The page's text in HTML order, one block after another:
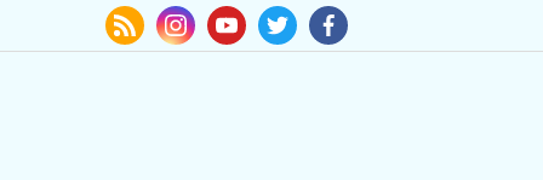
facebook
twitter
youtube
instagram
rss feed